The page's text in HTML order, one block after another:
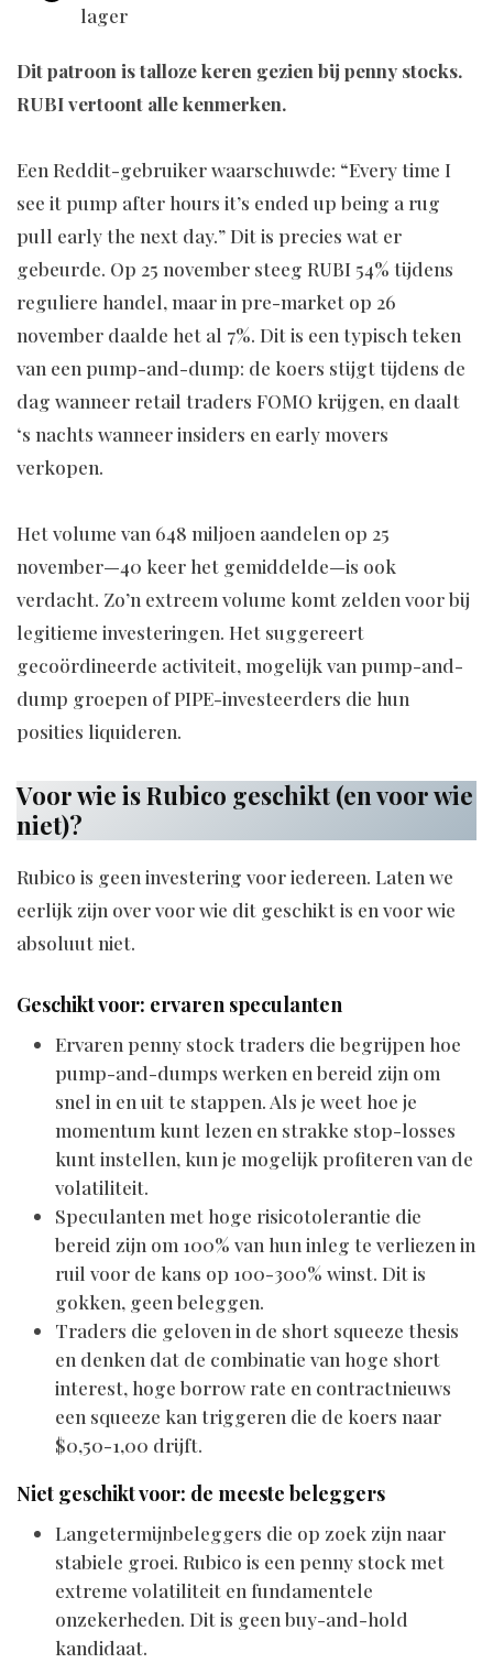
lager
Dit patroon is talloze keren gezien bij penny stocks.
RUBI vertoont alle kenmerken.
Een Reddit-gebruiker waarschuwde: “Every time I
see it pump after hours it’s ended up being a rug
pull early the next day.” Dit is precies wat er
gebeurde. Op 25 november steeg RUBI 54% tijdens
reguliere handel, maar in pre-market op 26
november daalde het al 7%. Dit is een typisch teken
van een pump-and-dump: de koers stijgt tijdens de
dag wanneer retail traders FOMO krijgen, en daalt
‘s nachts wanneer insiders en early movers
verkopen.
Het volume van 648 miljoen aandelen op 25
november—40 keer het gemiddelde—is ook
verdacht. Zo’n extreem volume komt zelden voor bij
legitieme investeringen. Het suggereert
gecoördineerde activiteit, mogelijk van pump-and-
dump groepen of PIPE-investeerders die hun
posities liquideren.
Voor wie is Rubico geschikt (en voor wie
niet)?
Rubico is geen investering voor iedereen. Laten we
eerlijk zijn over voor wie dit geschikt is en voor wie
absoluut niet.
Geschikt voor: ervaren speculanten
Ervaren penny stock traders die begrijpen hoe
pump-and-dumps werken en bereid zijn om
snel in en uit te stappen. Als je weet hoe je
momentum kunt lezen en strakke stop-losses
kunt instellen, kun je mogelijk profiteren van de
volatiliteit.
Speculanten met hoge risicotolerantie die
bereid zijn om 100% van hun inleg te verliezen in
ruil voor de kans op 100-300% winst. Dit is
gokken, geen beleggen.
Traders die geloven in de short squeeze thesis
en denken dat de combinatie van hoge short
interest, hoge borrow rate en contractnieuws
een squeeze kan triggeren die de koers naar
$0,50-1,00 drijft.
Niet geschikt voor: de meeste beleggers
Langetermijnbeleggers die op zoek zijn naar
stabiele groei. Rubico is een penny stock met
extreme volatiliteit en fundamentele
onzekerheden. Dit is geen buy-and-hold
kandidaat.